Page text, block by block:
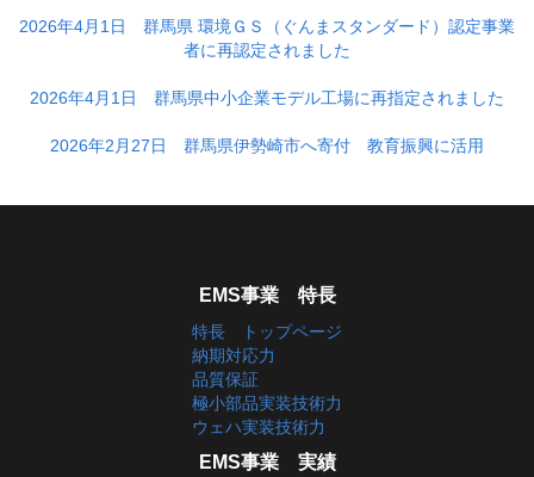
2026年4月1日 群馬県 環境ＧＳ（ぐんまスタンダード）認定事業
者に再認定されました
2026年4月1日 群馬県中小企業モデル工場に再指定されました
2026年2月27日 群馬県伊勢崎市へ寄付 教育振興に活用
EMS事業 特長
特長 トップページ
納期対応力
品質保証
極小部品実装技術力
ウェハ実装技術力
EMS事業 実績